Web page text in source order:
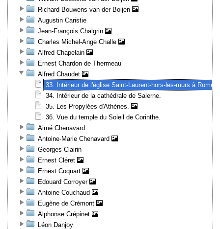
Richard Bouwens van der Boijen
Augustin Caristie
Jean-François Chalgrin
Charles Michel-Ange Challe
Alfred Chapelain
Ernest Chardon de Thermeau
Alfred Chaudet
33. Intérieur de l'église Saint-Laurent-hors-les-murs à Rome.
34. Intérieur de la cathédrale de Salerne.
35. Les Propylées d'Athènes.
36. Vue du temple du Soleil de Corinthe.
Aimé Chenavard
Antoine-Marie Chenavard
Georges Clairin
Ernest Cléret
Ernest Coquart
Edouard Corroyer
Antoine Couchaud
Eugène de Crémont
Alphonse Crépinet
Léon Danjoy